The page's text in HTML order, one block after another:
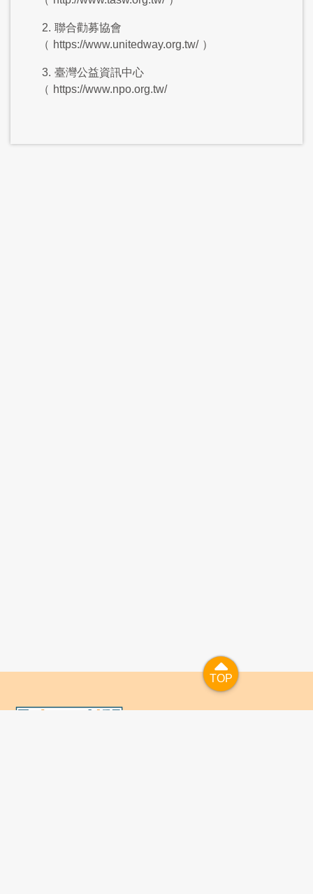
2. 聯合勸募協會
（ https://www.unitedway.org.tw/ ）
3. 臺灣公益資訊中心
（ https://www.npo.org.tw/
TOP
TOP